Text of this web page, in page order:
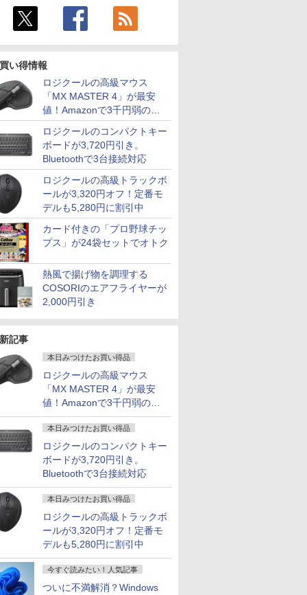
い得情報
ロジクールの高級マウス
「MX MASTER 4」が最安
値！Amazonで3千円弱の割
引
ロジクールのコンパクトキー
ボードが3,720円引き。
Bluetoothで3台接続対応
ロジクールの高級トラックボ
ールが3,320円オフ！定番モ
デルも5,280円に割引中
カード付きの「プロ野球チッ
プス」が24袋セットでオトク
熱風で揚げ物を調理する
COSORIのエアフライヤーが
2,000円引き
記事
本日みつけたお買い得品
ロジクールの高級マウス
「MX MASTER 4」が最安
値！Amazonで3千円弱の割
引
本日みつけたお買い得品
ロジクールのコンパクトキー
ボードが3,720円引き。
Bluetoothで3台接続対応
本日みつけたお買い得品
ロジクールの高級トラックボ
ールが3,320円オフ！定番モ
デルも5,280円に割引中
今すぐ読みたい！人気記事
ついに不満解消？Windows